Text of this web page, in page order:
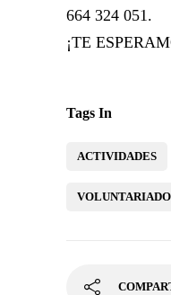
664 324 051.
¡TE
Tags In
ACTIVIDADES
VOLUNTARIADO